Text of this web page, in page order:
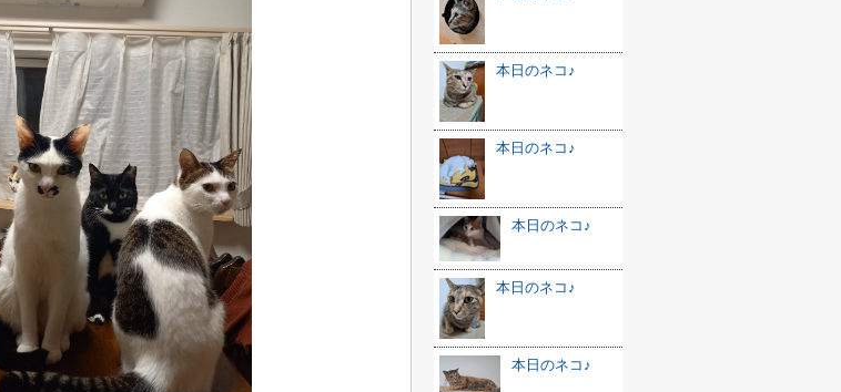
本日のネコ♪
本日のネコ♪
本日のネコ♪
本日のネコ♪
本日のネコ♪